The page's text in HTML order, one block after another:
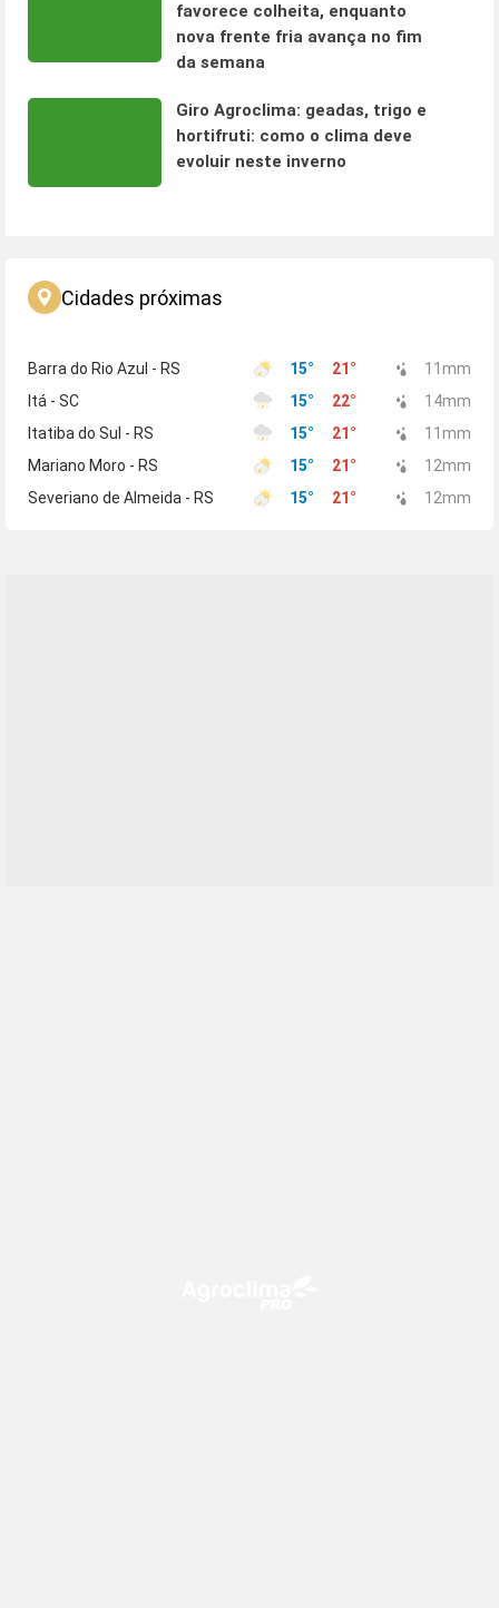
favorece colheita, enquanto
nova frente fria avança no fim
da semana
Giro Agroclima: geadas, trigo e
hortifruti: como o clima deve
evoluir neste inverno
Cidades próximas
Barra do Rio Azul - RS 15° 21 ° 11 mm
Itá - SC
15° 22° 14mm
Itatiba do Sul - RS
15° 21 ° 11 mm
Mariano Moro - RS
15° 21 ° 12mm
Severiano de Almeida - RS
15° 21 ° 12mm